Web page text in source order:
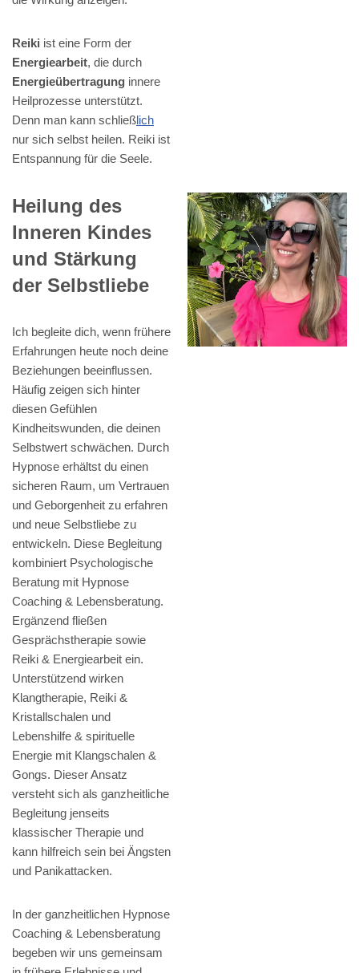
Reiki ist eine Form der
Energiearbeit, die durch
Energieübertragung innere
Heilprozesse unterstützt.
Denn man kann schließlich
nur sich selbst heilen. Reiki ist
Entspannung für die Seele.
Heilung des
Inneren Kindes
und Stärkung
der Selbstliebe
Ich begleite dich, wenn frühere
Erfahrungen heute noch deine
Beziehungen beeinflussen.
Häufig zeigen sich hinter
diesen Gefühlen
Kindheitswunden, die deinen
Selbstwert schwächen. Durch
Hypnose erhältst du einen
sicheren Raum, um Vertrauen
und Geborgenheit zu erfahren
und neue Selbstliebe zu
entwickeln. Diese Begleitung
kombiniert Psychologische
Beratung mit Hypnose
Coaching & Lebensberatung.
Ergänzend fließen
Gesprächstherapie sowie
Reiki & Energiearbeit ein.
Unterstützend wirken
Klangtherapie, Reiki &
Kristallschalen und
Lebenshilfe & spirituelle
Energie mit Klangschalen &
Gongs. Dieser Ansatz
versteht sich als ganzheitliche
Begleitung jenseits
klassischer Therapie und
kann hilfreich sein bei Ängsten
und Panikattacken.
In der ganzheitlichen Hypnose
Coaching & Lebensberatung
begeben wir uns gemeinsam